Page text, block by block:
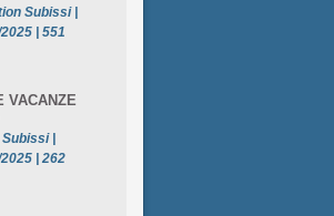
Subissi |
| 551
VACANZE
|
| 262